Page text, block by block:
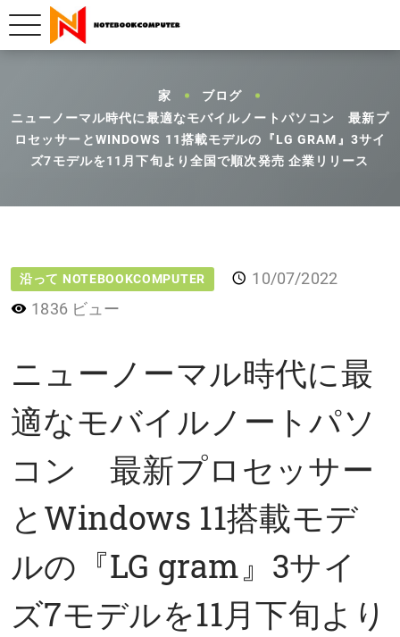
家
ブログ
ニューノーマル時代に最適なモバイルノートパソコン 最新プ
ロセッサーとWINDOWS 11搭載モデルの『LG GRAM』3サイ
ズ7モデルを11月下旬より全国で順次発売 企業リリース
沿って NOTEBOOKCOMPUTER
10/07/2022
1836 ビュー
ニューノーマル時代に最
適なモバイルノートパソ
コン 最新プロセッサー
とWindows 11搭載モデ
ルの『LG gram』3サイ
ズ7モデルを11月下旬より